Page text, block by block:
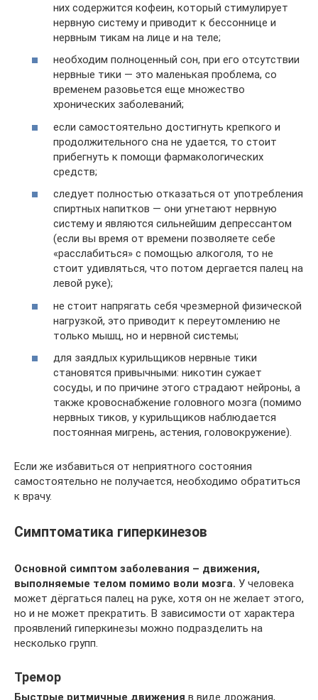
них содержится кофеин, который стимулирует
нервную систему и приводит к бессоннице и
нервным тикам на лице и на теле;
необходим полноценный сон, при его отсутствии
нервные тики — это маленькая проблема, со
временем разовьется еще множество
хронических заболеваний;
если самостоятельно достигнуть крепкого и
продолжительного сна не удается, то стоит
прибегнуть к помощи фармакологических
средств;
следует полностью отказаться от употребления
спиртных напитков — они угнетают нервную
систему и являются сильнейшим депрессантом
(если вы время от времени позволяете себе
«расслабиться» с помощью алкоголя, то не
стоит удивляться, что потом дергается палец на
левой руке);
не стоит напрягать себя чрезмерной физической
нагрузкой, это приводит к переутомлению не
только мышц, но и нервной системы;
для заядлых курильщиков нервные тики
становятся привычными: никотин сужает
сосуды, и по причине этого страдают нейроны, а
также кровоснабжение головного мозга (помимо
нервных тиков, у курильщиков наблюдается
постоянная мигрень, астения, головокружение).
Если же избавиться от неприятного состояния
самостоятельно не получается, необходимо обратиться
к врачу.
Симптоматика гиперкинезов
Основной симптом заболевания – движения,
выполняемые телом помимо воли мозга. У человека
может дёргаться палец на руке, хотя он не желает этого,
но и не может прекратить. В зависимости от характера
проявлений гиперкинезы можно подразделить на
несколько групп.
Тремор
Быстрые ритмичные движения в виде дрожания,